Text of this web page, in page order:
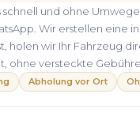
und ohne
Wir erstellen eine
holen wir Ihr Fahrzeug
ohne versteckte
Abholung vor Ort